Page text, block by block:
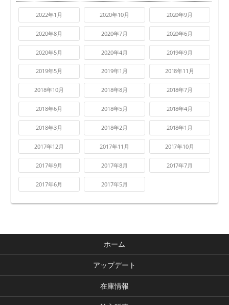
2022年1月 2020年10月 2020年9月
2020年8月 2020年7月 2020年6月
2020年5月 2020年4月 2019年9月
2019年5月 2019年1月 2018年11月
2018年10月 2018年8月 2018年7月
2018年6月 2018年5月 2018年4月
2018年3月 2018年2月 2018年1月
2017年12月 2017年11月 2017年10月
2017年9月 2017年8月 2017年7月
2017年6月 2017年5月
ホーム
アップデート
在庫情報